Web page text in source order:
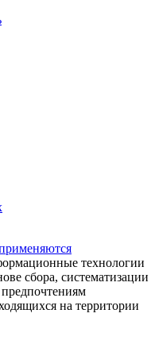
технологии
сбора, систематизации
на территории